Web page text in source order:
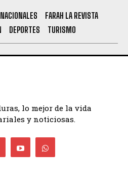
FARAH LA REVISTA
DEPORTES TURISMO
lo mejor de la vida
y noticiosas.